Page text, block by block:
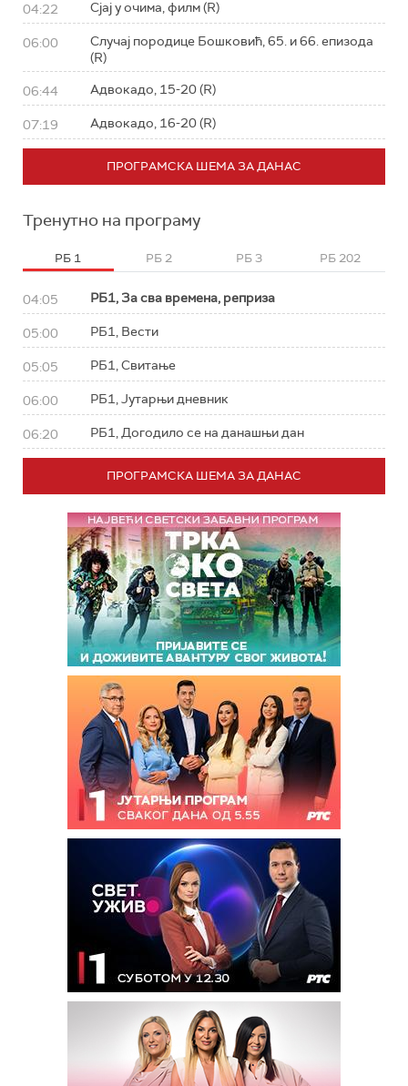
04:22 Сјај у очима, филм (R)
06:00
Случај породице Бошковић, 65. и 66. епизода
(R)
06:44 Адвокадо, 15-20 (R)
07:19 Адвокадо, 16-20 (R)
ПРОГРАМСКА ШЕМА ЗА ДАНАС
Тренутно на програму
РБ 1 РБ 2 РБ 3 РБ 202
04:05 РБ1, За сва времена, реприза
05:00 РБ1, Вести
05:05 РБ1, Свитање
06:00 РБ1, Јутарњи дневник
06:20 РБ1, Догодило се на данашњи дан
ПРОГРАМСКА ШЕМА ЗА ДАНАС